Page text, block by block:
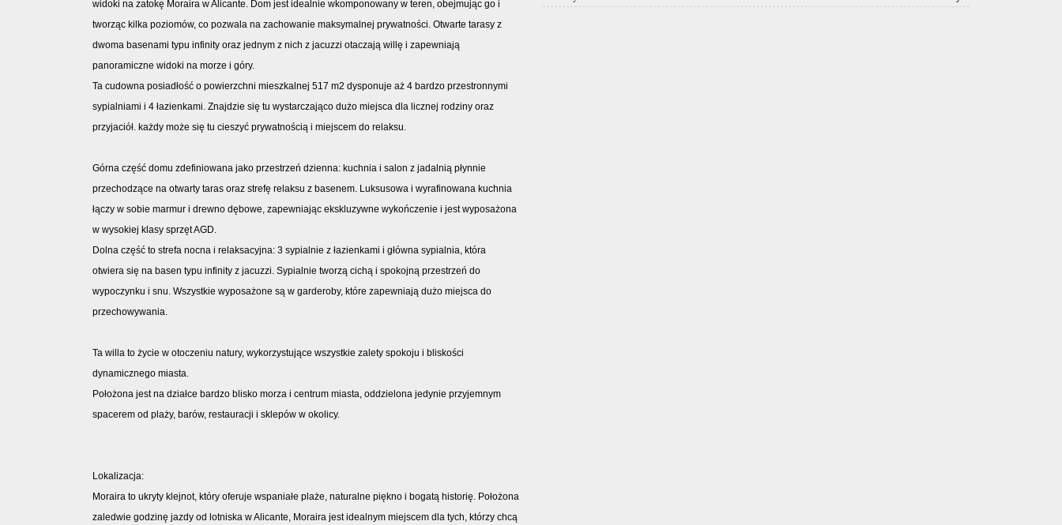
widoki na zatokę Moraira w Alicante. Dom jest idealnie wkomponowany w teren, obejmując go i
tworząc kilka poziomów, co pozwala na zachowanie maksymalnej prywatności. Otwarte tarasy z
dwoma basenami typu infinity oraz jednym z nich z jacuzzi otaczają willę i zapewniają
panoramiczne widoki na morze i góry.
Ta cudowna posiadłość o powierzchni mieszkalnej 517 m2 dysponuje aż 4 bardzo przestronnymi
sypialniami i 4 łazienkami. Znajdzie się tu wystarczająco dużo miejsca dla licznej rodziny oraz
przyjaciół. każdy może się tu cieszyć prywatnością i miejscem do relaksu.
Górna część domu zdefiniowana jako przestrzeń dzienna: kuchnia i salon z jadalnią płynnie
przechodzące na otwarty taras oraz strefę relaksu z basenem. Luksusowa i wyrafinowana kuchnia
łączy w sobie marmur i drewno dębowe, zapewniając ekskluzywne wykończenie i jest wyposażona
w wysokiej klasy sprzęt AGD.
Dolna część to strefa nocna i relaksacyjna: 3 sypialnie z łazienkami i główna sypialnia, która
otwiera się na basen typu infinity z jacuzzi. Sypialnie tworzą cichą i spokojną przestrzeń do
wypoczynku i snu. Wszystkie wyposażone są w garderoby, które zapewniają dużo miejsca do
przechowywania.
Ta willa to życie w otoczeniu natury, wykorzystujące wszystkie zalety spokoju i bliskości
dynamicznego miasta.
Położona jest na działce bardzo blisko morza i centrum miasta, oddzielona jedynie przyjemnym
spacerem od plaży, barów, restauracji i sklepów w okolicy.
Lokalizacja:
Moraira to ukryty klejnot, który oferuje wspaniałe plaże, naturalne piękno i bogatą historię. Położona
zaledwie godzinę jazdy od lotniska w Alicante, Moraira jest idealnym miejscem dla tych, którzy chcą